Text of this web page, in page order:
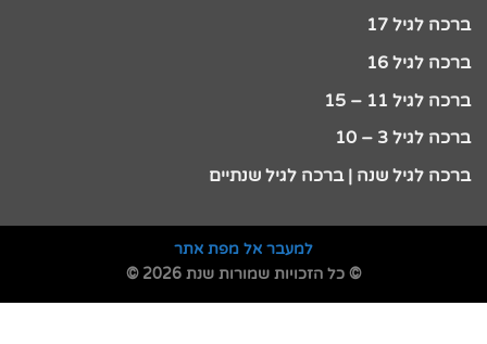
ברכה לגיל 17
ברכה לגיל 16
ברכה לגיל 11 – 15
ברכה לגיל 3 – 10
ברכה לגיל שנה | ברכה לגיל שנתיים
למעבר אל מפת אתר
© כל הזכויות שמורות שנת 2026 ©